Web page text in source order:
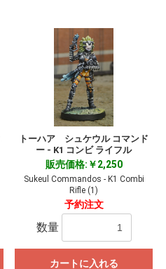
トーハア シュケウル コマンド
ー - K1 コンビ ライフル
販売価格:￥2,250
Sukeul Commandos - K1 Combi
Rifle (1)
予約注文
数量
カートに入れる